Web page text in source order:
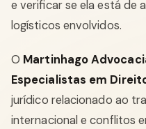
e verificar se ela está
logísticos envolvidos.
O Martinhago
Especialistas em
jurídico relacionado ao
internacional e conflitos